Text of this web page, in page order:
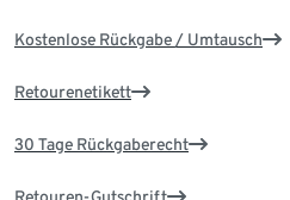
Kostenlose Rückgabe / Umtausch
Retourenetikett
30 Tage Rückgaberecht